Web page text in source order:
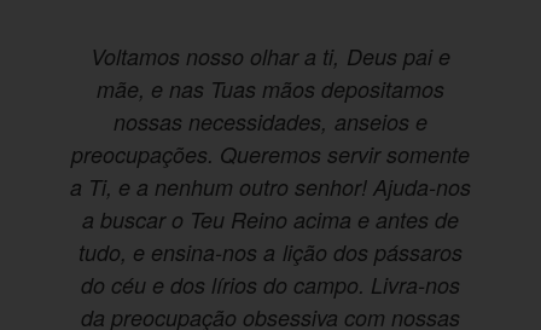
Voltamos nosso olhar a ti, Deus pai e
mãe, e nas Tuas mãos depositamos
nossas necessidades, anseios e
preocupações. Queremos servir somente
a Ti, e a nenhum outro senhor! Ajuda-nos
a buscar o Teu Reino acima e antes de
tudo, e ensina-nos a lição dos pássaros
do céu e dos lírios do campo. Livra-nos
da preocupação obsessiva com nossas